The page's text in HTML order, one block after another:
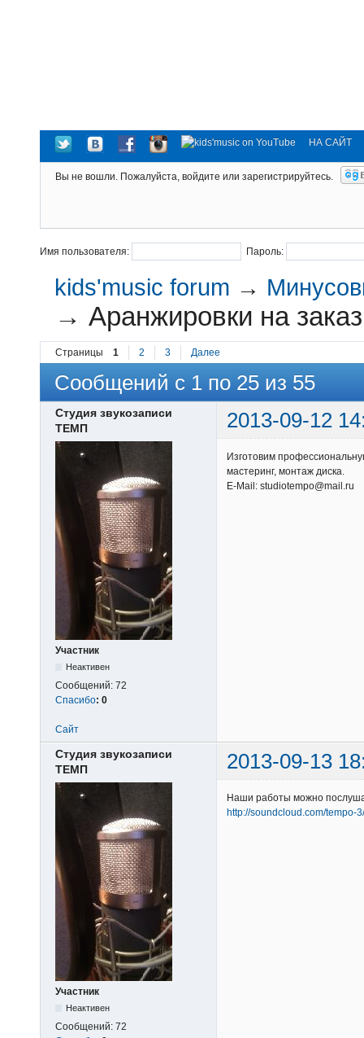
НА САЙТ
Вы не вошли. Пожалуйста, войдите или зарегистрируйтесь.
Имя пользователя: Пароль:
kids'music forum →
→Аранжировки на
Страницы 1 2 3 Далее
Сообщений с 1 по 25 из 55
Студия звукозаписи
ТЕМП
2013-09-12
Участник
Неактивен
Сообщений: 72
Спасибо: 0
Изготовим
мастеринг, монтаж диска.
E-Mail: studiotempo@mail.ru
Сайт
Студия звукозаписи
ТЕМП
2013-09-13
Участник
Неактивен
Сообщений: 72
Наши работы можно
http://soundcloud.com/tempo-